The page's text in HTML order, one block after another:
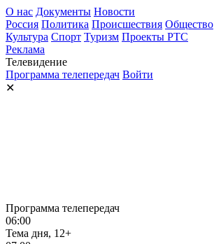
О нас Документы Новости
Россия Политика Происшествия Общество
Культура Спорт Туризм Проекты РТС
Реклама
Телевидение
Программа телепередач Войти
✕
Программа телепередач
06:00
Тема дня, 12+